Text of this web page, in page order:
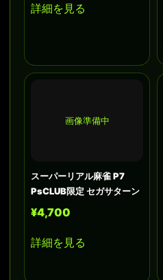
詳細を見る
画像準備中
スーパーリアル麻雀 P7
PsCLUB限定 セガサターン
¥4,700
詳細を見る